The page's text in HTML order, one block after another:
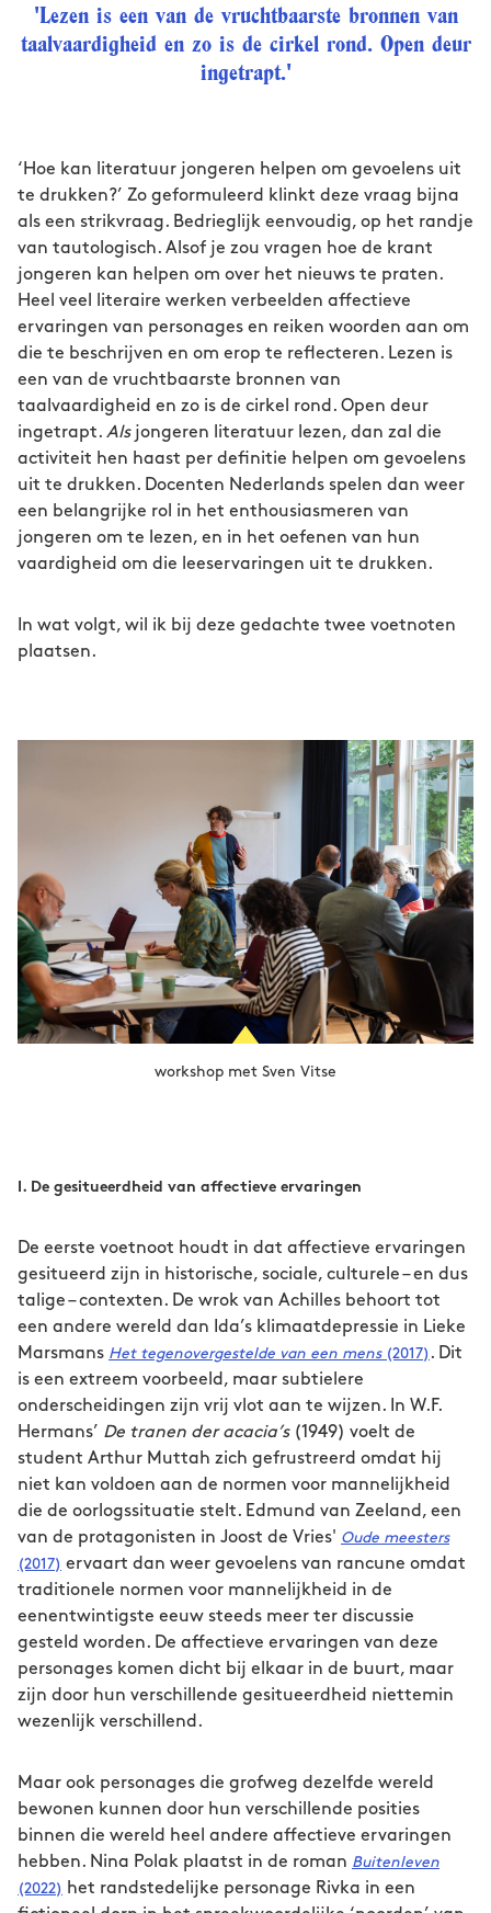
'Lezen is een van de vruchtbaarste bronnen van
taalvaardigheid en zo is de cirkel rond. Open deur
ingetrapt.'
‘Hoe kan literatuur jongeren helpen om gevoelens uit
te drukken?’ Zo geformuleerd klinkt deze vraag bijna
als een strikvraag. Bedrieglijk eenvoudig, op het randje
van tautologisch. Alsof je zou vragen hoe de krant
jongeren kan helpen om over het nieuws te praten.
Heel veel literaire werken verbeelden affectieve
ervaringen van personages en reiken woorden aan om
die te beschrijven en om erop te reflecteren. Lezen is
een van de vruchtbaarste bronnen van
taalvaardigheid en zo is de cirkel rond. Open deur
ingetrapt. Alsjongeren literatuur lezen, dan zal die
activiteit hen haast per definitie helpen om gevoelens
uit te drukken. Docenten Nederlands spelen dan weer
een belangrijke rol in het enthousiasmeren van
jongeren om te lezen, en in het oefenen van hun
vaardigheid om die leeservaringen uit te drukken.
In wat volgt, wil ik bij deze gedachte twee voetnoten
plaatsen.
workshop met Sven Vitse
I. De gesitueerdheid van affectieve ervaringen
De eerste voetnoot houdt in dat affectieve ervaringen
gesitueerd zijn in historische, sociale, culturele – en dus
talige – contexten. De wrok van Achilles behoort tot
een andere wereld dan Ida’s klimaatdepressie in Lieke
Marsmans Het tegenovergestelde van een mens (2017) . Dit
is een extreem voorbeeld, maar subtielere
onderscheidingen zijn vrij vlot aan te wijzen. In W.F.
Hermans’ De tranen der acacia’s(1949) voelt de
student Arthur Muttah zich gefrustreerd omdat hij
niet kan voldoen aan de normen voor mannelijkheid
die de oorlogssituatie stelt. Edmund van Zeeland, een
van de protagonisten in Joost de Vries' Oude meesters
(2017) ervaart dan weer gevoelens van rancune omdat
traditionele normen voor mannelijkheid in de
eenentwintigste eeuw steeds meer ter discussie
gesteld worden. De affectieve ervaringen van deze
personages komen dicht bij elkaar in de buurt, maar
zijn door hun verschillende gesitueerdheid niettemin
wezenlijk verschillend.
Maar ook personages die grofweg dezelfde wereld
bewonen kunnen door hun verschillende posities
binnen die wereld heel andere affectieve ervaringen
hebben. Nina Polak plaatst in de roman Buitenleven
(2022)
het randstedelijke personage Rivka in een